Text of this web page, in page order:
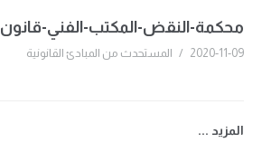
محكمة-النقض-المكتب-الفني-
2020-11-09
/ المستحدث من المبادئ القانونية
المزيد ...